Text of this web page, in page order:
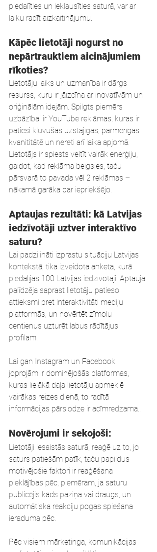
piedalīties un ieklausīties saturā, var ar
laiku radīt aizkaitinājumu.
Kāpēc lietotāji nogurst no
nepārtrauktiem aicinājumiem
rīkoties?
Lietotāju laiks un uzmanība ir dārgs
resurss, kuru ir jāizcīna ar inovatīvām un
oriģinālām idejām. Spilgts piemērs
uzbāzībai ir YouTube reklāmas, kuras ir
patiesi kļuvušas uzstājīgas, pārmērīgas
kvanititātē un nereti arī laika apjomā.
Lietotājs ir spiests veltīt vairāk enerģiju,
gaidot, kad reklāma beigsies, taču
pārsvarā to pavada vēl 2 reklāmas –
nākamā garāka par iepriekšējo.
Aptaujas rezultāti: kā Latvijas
iedzīvotāji uztver interaktīvo
saturu?
Lai padziļināti izprastu situāciju Latvijas
kontekstā, tika izveidota anketa, kurā
piedalījās 100 Latvijas iedzīvotāji. Aptauja
palīdzēja saprast lietotāju patieso
attieksmi pret interaktivitāti mediju
platformās, un novērtēt zīmolu
centienus uzturēt labus rādītājus
profilam.
Lai gan Instagram un Facebook
joprojām ir dominējošās platformas,
kuras lielākā daļa lietotāju apmeklē
vairākas reizes dienā, to radītā
informācijas pārslodze ir acīmredzama..
Novērojumi ir sekojoši:
Lietotāji iesaistās saturā, reaģē uz to, jo
saturs patiešām patīk, taču papildus
motivējošie faktori ir reaģēšana
pieklājības pēc, piemēram, ja saturu
publicējis kāds paziņa vai draugs, un
automātiska reakciju pogas spiešana
ieraduma pēc.
Pēc visiem mārketinga, komunikācijas